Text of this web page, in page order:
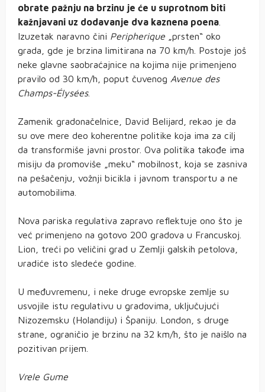
obrate pažnju na brzinu je će u suprotnom biti
kažnjavani uz dodavanje dva kaznena poena
Izuzetak naravno čini Peripherique „prsten“ oko
grada, gde je brzina limitirana na 70 km/h. Postoje još
neke glavne saobraćajnice na kojima nije primenjeno
pravilo od 30 km/h, poput čuvenog Avenue des
Champs-Élysées.
Zamenik gradonačelnice, David Belijard, rekao je da
su ove mere deo koherentne politike koja ima za cilj
da transformiše javni prostor. Ova politika takođe ima
misiju da promoviše „meku“ mobilnost, koja se zasniva
na pešačenju, vožnji bicikla i javnom transportu a ne
automobilima.
Nova pariska regulativa zapravo reflektuje ono što je
već primenjeno na gotovo 200 gradova u Francuskoj.
Lion, treći po veličini grad u Zemlji galskih petolova,
uradiće isto sledeće godine.
U međuvremenu, i neke druge evropske zemlje su
usvojile istu regulativu u gradovima, uključujući
Nizozemsku (Holandiju) i Španiju. London, s druge
strane, ograničio je brzinu na 32 km/h, što je naišlo na
pozitivan prijem.
Vrele Gume